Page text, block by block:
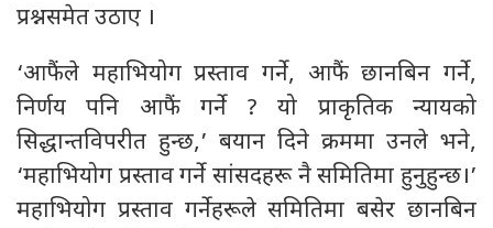
प्रश्नसमेत उठाए ।
‘आफैंले महाभियोग प्रस्ताव गर्ने, आफैं छानबिन गर्ने,
निर्णय पनि आफैं गर्ने ? यो प्राकृतिक न्यायको
सिद्धान्तविपरीत हुन्छ,’ बयान दिने क्रममा उनले भने,
‘महाभियोग प्रस्ताव गर्ने सांसदहरू नै समितिमा हुनुहुन्छ।’
महाभियोग प्रस्ताव गर्नेहरूले समितिमा बसेर छानबिन